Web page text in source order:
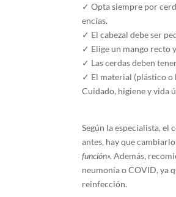
✓ Opta siempre por
encías.
✓ El cabezal debe ser
✓ Elige un mango recto
✓ Las cerdas deben
✓ El material (plástico o
Cuidado, higiene y vida
Según la especialista, el
antes, hay que
función».Además,
neumonía o COVID, ya
reinfección.